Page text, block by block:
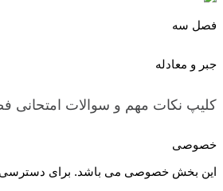
فصل سه
جبر و معادله
کلیپ نکات مهم و سوالات امتحانی
خصوصی
این بخش خصوصی می باشد. برای دسترسی